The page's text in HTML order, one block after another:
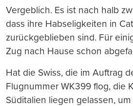
Vergeblich. Es ist nach halb
dass ihre Habseligkeiten in
zurückgeblieben sind. Für
Zug nach Hause schon
Hat die Swiss, die im Auftrag
Flugnummer WK399 flog, die
Süditalien liegen gelassen,